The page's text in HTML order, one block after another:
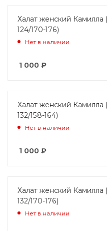
Халат женский Камилла
124/170-176)
Нет в наличии
1 000 ₽
Халат женский Камилла
132/158-164)
Нет в наличии
1 000 ₽
Халат женский Камилла
132/170-176)
Нет в наличии